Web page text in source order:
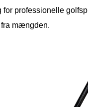
professionelle
mængden.